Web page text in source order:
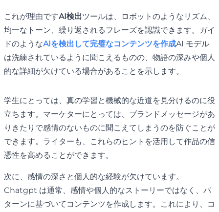
これが理由ですAI検出ツールは、ロボットのようなリズム、
均一なトーン、繰り返されるフレーズを認識できます。ガイ
ドのようなAIを検出して完璧なコンテンツを作成AI モデル
は洗練されているように聞こえるものの、物語の深みや個人
的な詳細が欠けている場合があることを示します。
学生にとっては、真の学習と機械的な近道を見分けるのに役
立ちます。マーケターにとっては、ブランドメッセージがあ
りきたりで感情のないものに聞こえてしまうのを防ぐことが
できます。ライターも、これらのヒントを活用して作品の信
憑性を高めることができます。
次に、感情の深さと個人的な経験が欠けています。
Chatgpt は通常、感情や個人的なストーリーではなく、パ
ターンに基づいてコンテンツを作成します。これにより、コ